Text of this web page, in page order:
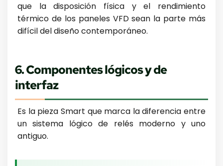
que la disposición física y el rendimiento
térmico de los paneles VFD sean la parte más
difícil del diseño contemporáneo.
6. Componentes lógicos y de
interfaz
Es la pieza Smart que marca la diferencia entre
un sistema lógico de relés moderno y uno
antiguo.